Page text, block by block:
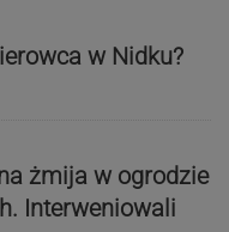
w Nidku?
żmija w ogrodzie
Interweniowali